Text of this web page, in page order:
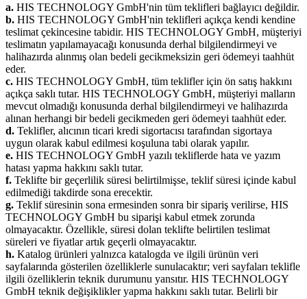
a. HIS TECHNOLOGY GmbH'nin tüm teklifleri bağlayıcı değildir.
b. HIS TECHNOLOGY GmbH'nin teklifleri açıkça kendi kendine
teslimat çekincesine tabidir. HIS TECHNOLOGY GmbH, müşteriyi
teslimatın yapılamayacağı konusunda derhal bilgilendirmeyi ve
halihazırda alınmış olan bedeli gecikmeksizin geri ödemeyi taahhüt
eder.
c. HIS TECHNOLOGY GmbH, tüm teklifler için ön satış hakkını
açıkça saklı tutar. HIS TECHNOLOGY GmbH, müşteriyi malların
mevcut olmadığı konusunda derhal bilgilendirmeyi ve halihazırda
alınan herhangi bir bedeli gecikmeden geri ödemeyi taahhüt eder.
d. Teklifler, alıcının ticari kredi sigortacısı tarafından sigortaya
uygun olarak kabul edilmesi koşuluna tabi olarak yapılır.
e. HIS TECHNOLOGY GmbH yazılı tekliflerde hata ve yazım
hatası yapma hakkını saklı tutar.
f. Teklifte bir geçerlilik süresi belirtilmişse, teklif süresi içinde kabul
edilmediği takdirde sona erecektir.
g. Teklif süresinin sona ermesinden sonra bir sipariş verilirse, HIS
TECHNOLOGY GmbH bu siparişi kabul etmek zorunda
olmayacaktır. Özellikle, süresi dolan teklifte belirtilen teslimat
süreleri ve fiyatlar artık geçerli olmayacaktır.
h. Katalog ürünleri yalnızca katalogda ve ilgili ürünün veri
sayfalarında gösterilen özelliklerle sunulacaktır; veri sayfaları teklifle
ilgili özelliklerin teknik durumunu yansıtır. HIS TECHNOLOGY
GmbH teknik değişiklikler yapma hakkını saklı tutar. Belirli bir